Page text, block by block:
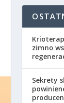
zimno
Sekrety